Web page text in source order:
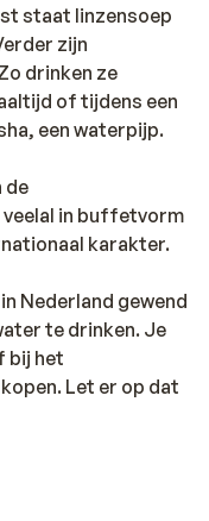
staat linzensoep
zijn
drinken ze
of tijdens een
een waterpijp.
de
in buffetvorm
karakter.
Nederland gewend
te drinken. Je
bij het
Let er op dat